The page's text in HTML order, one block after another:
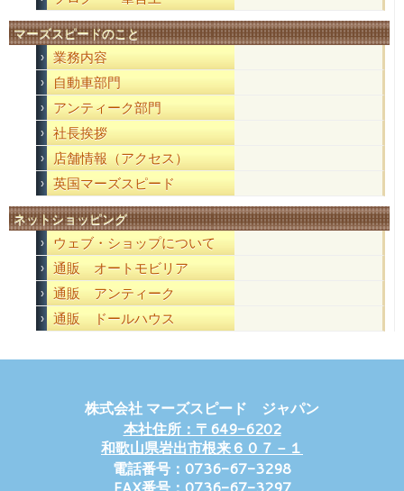
マーズスピードのこと
業務内容
自動車部門
アンティーク部門
社長挨拶
店舗情報（アクセス）
英国マーズスピード
ネットショッピング
ウェブ・ショップについて
通販 オートモビリア
通販 アンティーク
通販 ドールハウス
株式会社 マーズスピード ジャパン
本社住所：〒649-6202
和歌山県岩出市根来６０７－１
電話番号：0736-67-3298